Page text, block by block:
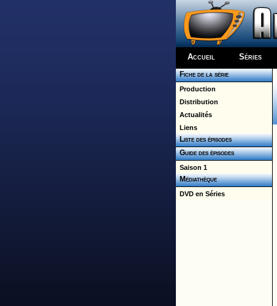
Accueil Séries
Fiche de la série
Production
Distribution
Actualités
Liens
Liste des épisodes
Guide des épisodes
Saison 1
Médiathèque
DVD en Séries